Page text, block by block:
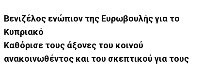
Βενιζέλος ενώπιον της Ευρωβουλής για το
Κυπριακό
Καθόρισε τους άξονες του κοινού
ανακοινωθέντος και του σκεπτικού για τους